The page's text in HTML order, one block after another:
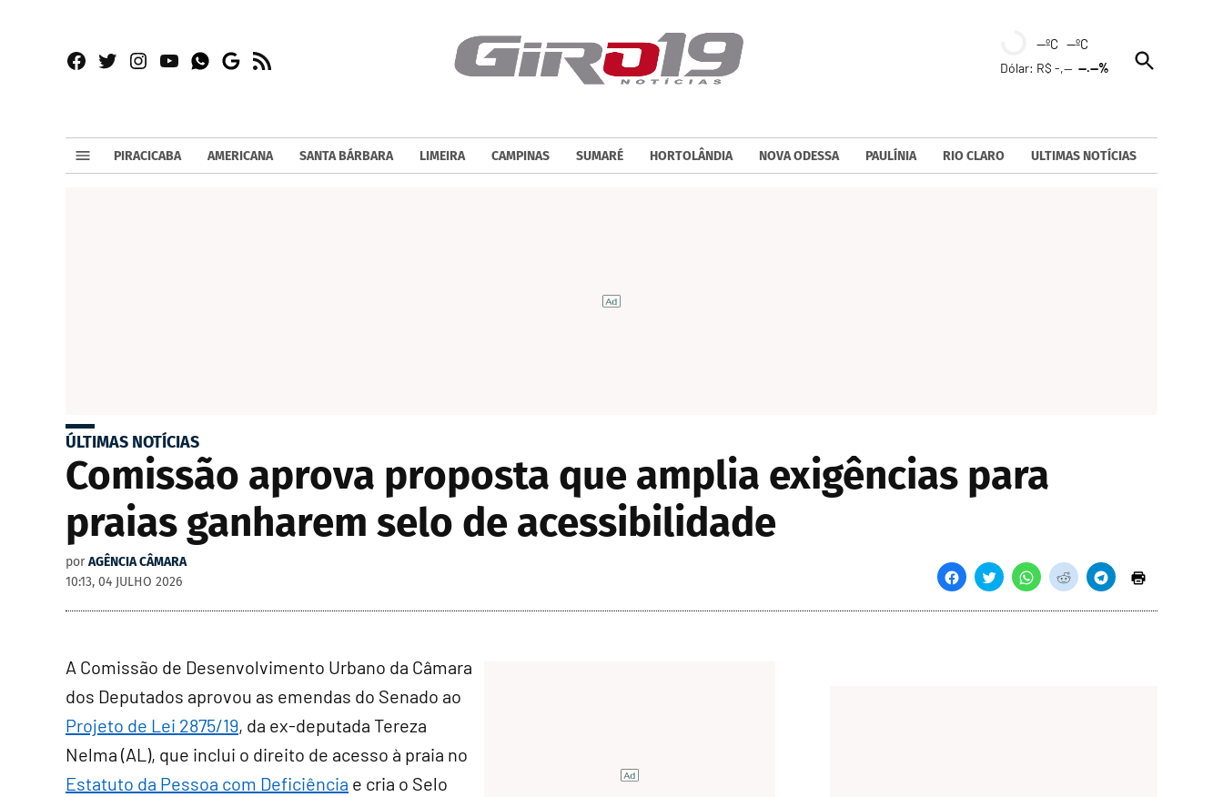
Facebook
TwitterInstagram
YouTubeWhatsapp
Google
RSS
--ºC --ºC
Dólar: R$ -,----.--%
Open
Search
PIRACICABA AMERICANA SANTA BÁRBARA LIMEIRA CAMPINAS SUMARÉ HORTOLÂNDIA NOVA ODESSA PAULÍNIA RIO CLARO ULTIMAS NOTÍCIAS
ÚLTIMAS NOTÍCIAS
Comissão aprova proposta que amplia exigências para
praias ganharem selo de acessibilidade
por AGÊNCIA CÂMARA
10:13, 04 JULHO 2026
A Comissão de Desenvolvimento Urbano da Câmara
dos Deputados aprovou as emendas do Senado ao
Projeto de Lei 2875/19, da ex-deputada Tereza
Nelma (AL), que inclui o direito de acesso à praia no
Estatuto da Pessoa com Deficiência e cria o Selo